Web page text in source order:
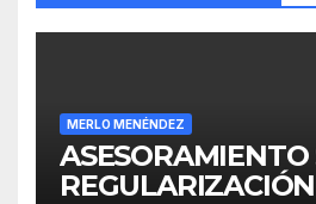
MERLO MENÉNDEZ
ASESORAMIENTO